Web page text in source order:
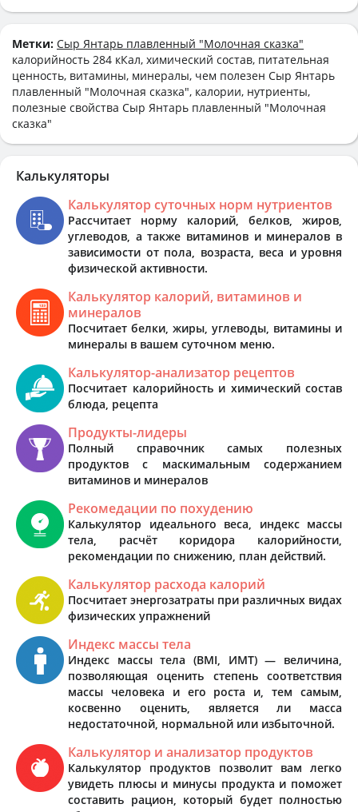
Метки: Сыр Янтарь плавленный "Молочная сказка"
калорийность 284 кКал, химический состав, питательная
ценность, витамины, минералы, чем полезен Сыр Янтарь
плавленный "Молочная сказка", калории, нутриенты,
полезные свойства Сыр Янтарь плавленный "Молочная
сказка"
Калькуляторы
Калькулятор суточных норм нутриентов
Рассчитает норму калорий, белков, жиров,
углеводов, а также витаминов и минералов в
зависимости от пола, возраста, веса и уровня
физической активности.
Калькулятор калорий, витаминов и
минералов
Посчитает белки, жиры, углеводы, витамины и
минералы в вашем суточном меню.
Калькулятор-анализатор рецептов
Посчитает калорийность и химический состав
блюда, рецепта
Продукты-лидеры
Полный справочник самых полезных
продуктов с маскимальным содержанием
витаминов и минералов
Рекомедации по похудению
Калькулятор идеального веса, индекс массы
тела, расчёт коридора калорийности,
рекомендации по снижению, план действий.
Калькулятор расхода калорий
Посчитает энергозатраты при различных видах
физических упражнений
Индекс массы тела
Индекс массы тела (BMI, ИМТ) — величина,
позволяющая оценить степень соответствия
массы человека и его роста и, тем самым,
косвенно оценить, является ли масса
недостаточной, нормальной или избыточной.
Калькулятор и анализатор продуктов
Калькулятор продуктов позволит вам легко
увидеть плюсы и минусы продукта и поможет
составить рацион, который будет полностью